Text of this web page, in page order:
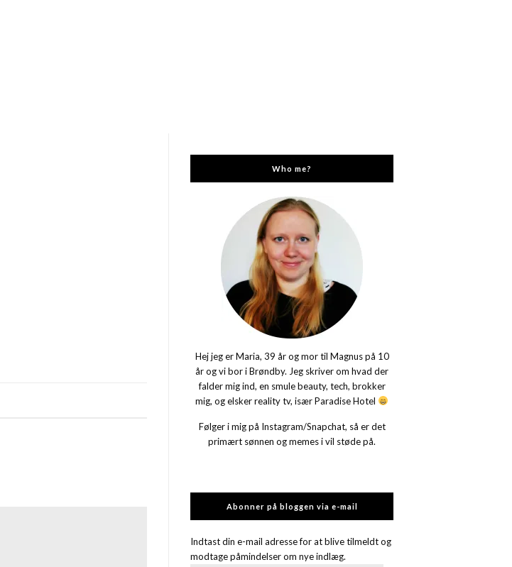
Who me?
Hej jeg er Maria, 39 år og mor til Magnus på 10
år og vi bor i Brøndby. Jeg skriver om hvad der
falder mig ind, en smule beauty, tech, brokker
mig, og elsker reality tv, især Paradise Hotel
Følger i mig på Instagram/Snapchat, så er det
primært sønnen og memes i vil støde på.
Abonner på bloggen via e-mail
Indtast din e-mail adresse for at blive tilmeldt og
modtage påmindelser om nye indlæg.